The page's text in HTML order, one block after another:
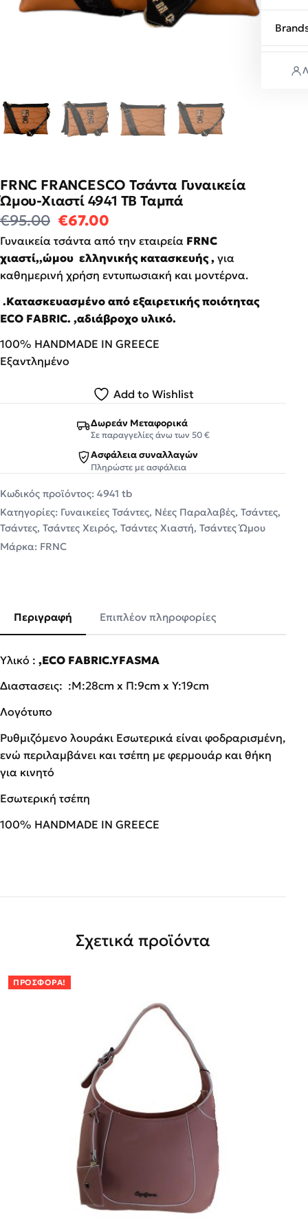
FRNC FRANCESCO Τσάντα Γυναικεία
Ώμου-Χιαστί 4941 TB Ταμπά
€95.00 Original price was: €95.00.
€67.00
Γυναικεία τσάντα από την εταιρεία FRNC
χιαστί,,ώμου ελληνικής κατασκευής , για
καθημερινή χρήση εντυπωσιακή και μοντέρνα.
.Κατασκευασμένο από εξαιρετικής ποιότητας
ECO FABRIC. ,αδιάβροχο υλικό.
100% HANDMADE IN GREECE
Εξαντλημένο
Add to Wishlist
Δωρεάν Μεταφορικά
Σε παραγγελίες άνω των 50 €
Ασφάλεια συναλλαγών
Πληρώστε με ασφάλεια
Κωδικός προϊόντος: 4941 tb
Κατηγορίες: Γυναικείες Τσάντες, Νέες Παραλαβές, Τσάντες,
Τσάντες, Τσάντες Χειρός, Τσάντες Χιαστή, Τσάντες Ώμου
Μάρκα: FRNC
Περιγραφή Επιπλέον πληροφορίες
Υλικό : ,ECO FABRIC.YFASMA
Διαστασεις: :Μ:28cm x Π:9cm x Υ:19cm
Λογότυπο
Ρυθμιζόμενο λουράκι Εσωτερικά είναι φοδραρισμένη,
ενώ περιλαμβάνει και τσέπη με φερμουάρ και θήκη
για κινητό
Εσωτερική τσέπη
100% HANDMADE IN GREECE
Σχετικά προϊόντα
ΠΡΟΣΦΟΡΆ!